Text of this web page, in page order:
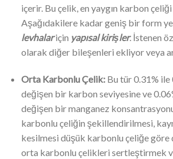
içerir. Bu çelik, en yaygın karbon
Aşağıdakilere kadar geniş bir form
levhalariçin yapısal kirişler. İstenen
olarak diğer bileşenleri ekliyor veya
Orta Karbonlu Çelik:Bu tür 0.31% ile
değişen bir karbon seviyesine ve
değişen bir manganez
karbonlu çeliğin şekillendirilmesi,
kesilmesi düşük karbonlu çeliğe göre
orta karbonlu çelikleri sertleştirmek